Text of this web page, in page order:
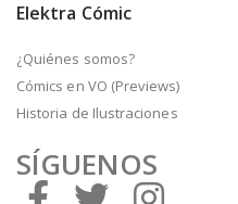
Elektra Cómic
¿Quiénes somos?
Cómics en VO (Previews)
Historia de Ilustraciones
SÍGUENOS